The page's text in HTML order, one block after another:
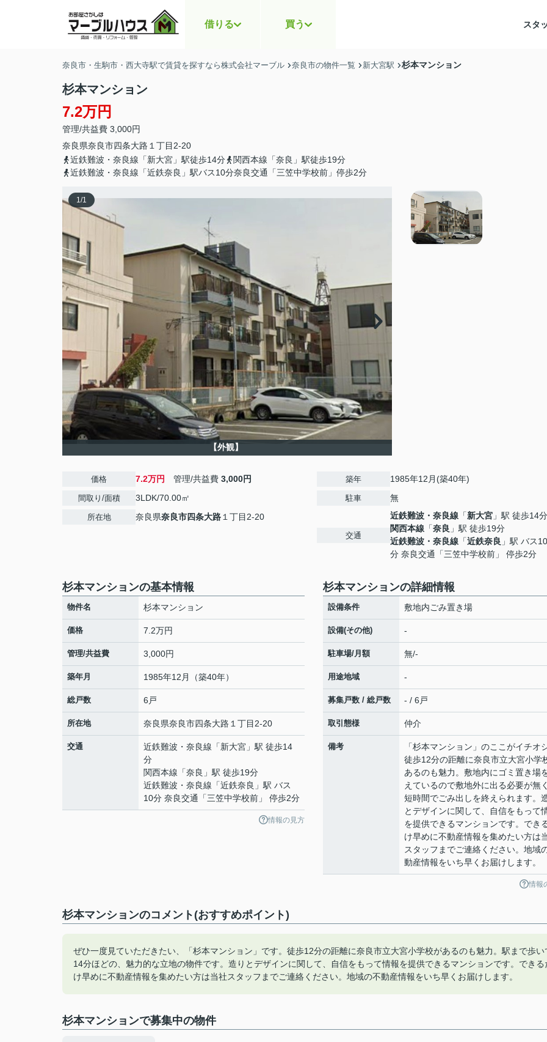
借りる 買う スタ
奈良市・生駒市・西大寺駅で賃貸を探すなら株式会社マーブル 奈良市の物件一覧 新大宮駅 杉本マンション
杉本マンション
7.2万円
管理/共益費 3,000円
奈良県奈良市四条大路 １丁目2-20
近鉄難波・奈良線「新大宮」駅徒歩14分
関西本線「奈良」駅徒歩19分
近鉄難波・奈良線「近鉄奈良」駅バス10分奈良交通「三笠中学校前」停歩2分
1/1
【外観】
価格 7.2万円 管理/共益費 3,000円
間取り/面積 3LDK/70.00㎡
所在地 奈良県奈良市四条大路 １丁目2-20
築年 1985年12月(築40年)
駐車 無
交通
近鉄難波・奈良線 「新大宮 」駅 徒歩14分
関西本線 「奈良 」駅 徒歩19分
近鉄難波・奈良線 「近鉄奈良 」駅 バス10
分 奈良交通「三笠中学校前」 停歩2分
杉本マンションの基本情報
物件名 杉本マンション
価格 7.2万円
管理/共益費 3,000円
築年月 1985年12月（築40年）
総戸数 6戸
所在地 奈良県奈良市四条大路 １丁目2-20
交通 近鉄難波・奈良線 「新大宮 」駅 徒歩14
分
関西本線 「奈良 」駅 徒歩19分
近鉄難波・奈良線 「近鉄奈良 」駅 バス
10分 奈良交通「三笠中学校前」 停歩2分
情報の見方
杉本マンションの詳細情報
設備条件 敷地内ごみ置き場
設備(その他) -
駐車場/月額 無/-
用途地域 -
募集戸数 / 総戸数 - / 6戸
取引態様 仲介
備考
「杉本マンション」のここがイチオ
徒歩12分の距離に奈良市立大宮小学
あるのも魅力。敷地内にゴミ置き場
えているので敷地外に出る必要が無
短時間でごみ出しを終えられます。
とデザインに関して、自信をもって
を提供できるマンションです。でき
け早めに不動産情報を集めたい方は
スタッフまでご連絡ください。地域
動産情報をいち早くお届けします。
情報
杉本マンションのコメント(おすすめポイント)
ぜひ一度見ていただきたい、「杉本マンション」です。徒歩12分の距離に奈良市立大宮小学校があるのも魅力。駅まで歩い
14分ほどの、魅力的な立地の物件です。造りとデザインに関して、自信をもって情報を提供できるマンションです。できる
け早めに不動産情報を集めたい方は当社スタッフまでご連絡ください。地域の不動産情報をいち早くお届けします。
杉本マンションで募集中の物件